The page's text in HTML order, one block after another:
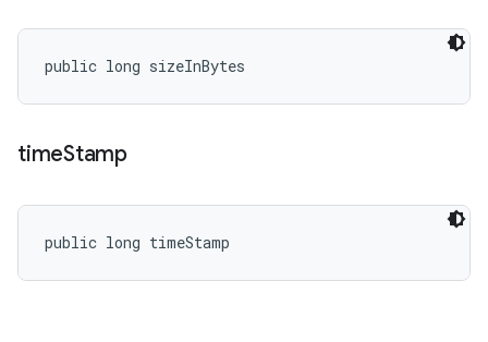
public long sizeInBytes
timeStamp
public long timeStamp